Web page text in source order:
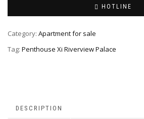
HOTLINE
Category: Apartment for sale
Tag: Penthouse Xi Riverview Palace
DESCRIPTION